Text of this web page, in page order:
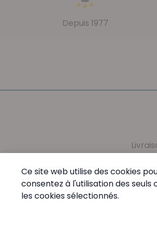
Depuis 1977
Mission|Valeurs|
PharmaMed - Tél:
Ce site web utilise des cookies
consentez à l'utilisation des
les cookies sélectionnés.